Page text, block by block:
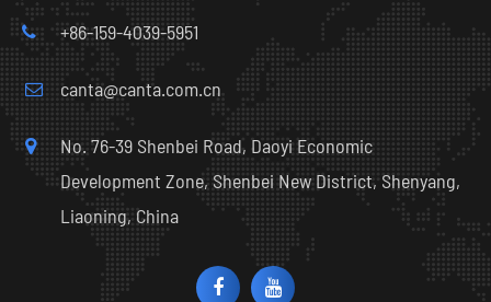
+86-159-4039-5951
canta@canta.com.cn
No. 76-39 Shenbei Road, Daoyi Economic
Development Zone, Shenbei New District, Shenyang,
Liaoning, China